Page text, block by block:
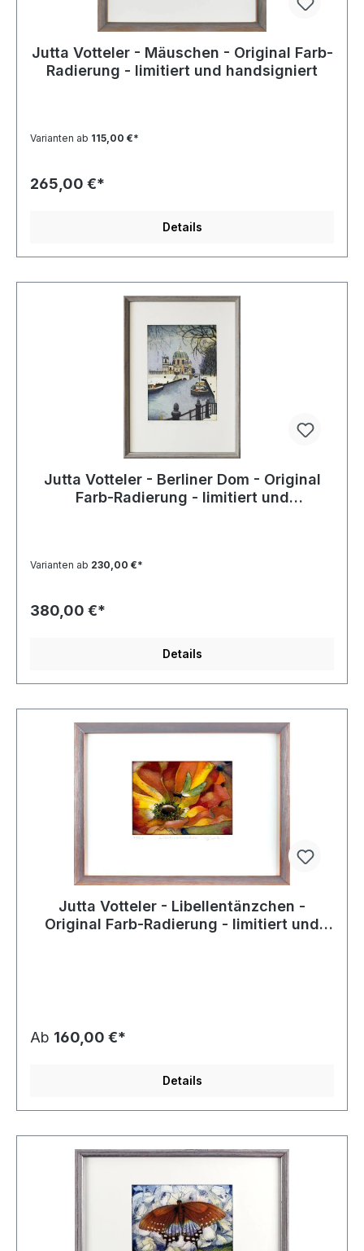
Jutta Votteler - Mäuschen - Original Farb-
Radierung - limitiert und handsigniert
Varianten ab 115,00 €*
265,00 €*
Details
Jutta Votteler - Berliner Dom - Original
Farb-Radierung - limitiert und
Varianten ab 230,00 €*
380,00 €*
Details
Jutta Votteler - Libellentänzchen -
Original Farb-Radierung - limitiert und
Ab 160,00 €*
Details